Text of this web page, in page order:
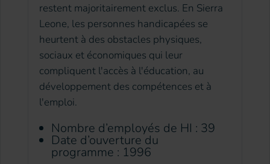
restent majoritairement exclus. En Sierra
Leone, les personnes handicapées se
heurtent à des obstacles physiques,
sociaux et économiques qui leur
compliquent l'accès à l'éducation, au
développement des compétences et à
l'emploi.
Nombre d’employés de HI : 39
Date d’ouverture du
programme : 1996